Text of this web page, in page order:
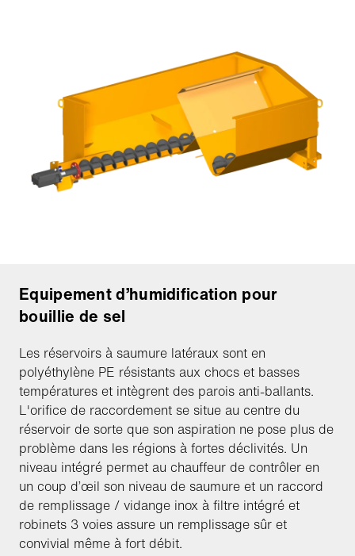
Equipement d’humidification pour
bouillie de sel
Les réservoirs à saumure latéraux sont en
polyéthylène PE résistants aux chocs et basses
températures et intègrent des parois anti-ballants.
L'orifice de raccordement se situe au centre du
réservoir de sorte que son aspiration ne pose plus de
problème dans les régions à fortes déclivités. Un
niveau intégré permet au chauffeur de contrôler en
un coup d’œil son niveau de saumure et un raccord
de remplissage / vidange inox à filtre intégré et
robinets 3 voies assure un remplissage sûr et
convivial même à fort débit.